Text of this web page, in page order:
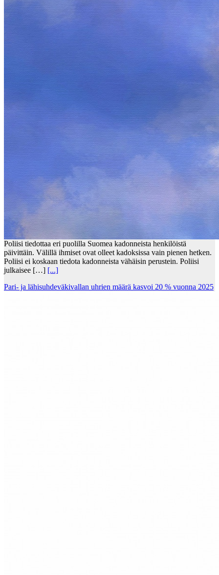
Poliisi tiedottaa eri puolilla Suomea kadonneista henkilöistä
päivittäin. Välillä ihmiset ovat olleet kadoksissa vain pienen hetken.
Poliisi ei koskaan tiedota kadonneista vähäisin perustein. Poliisi
julkaisee […] [...]
Pari- ja lähisuhdeväkivallan uhrien määrä kasvoi 20 % vuonna 2025